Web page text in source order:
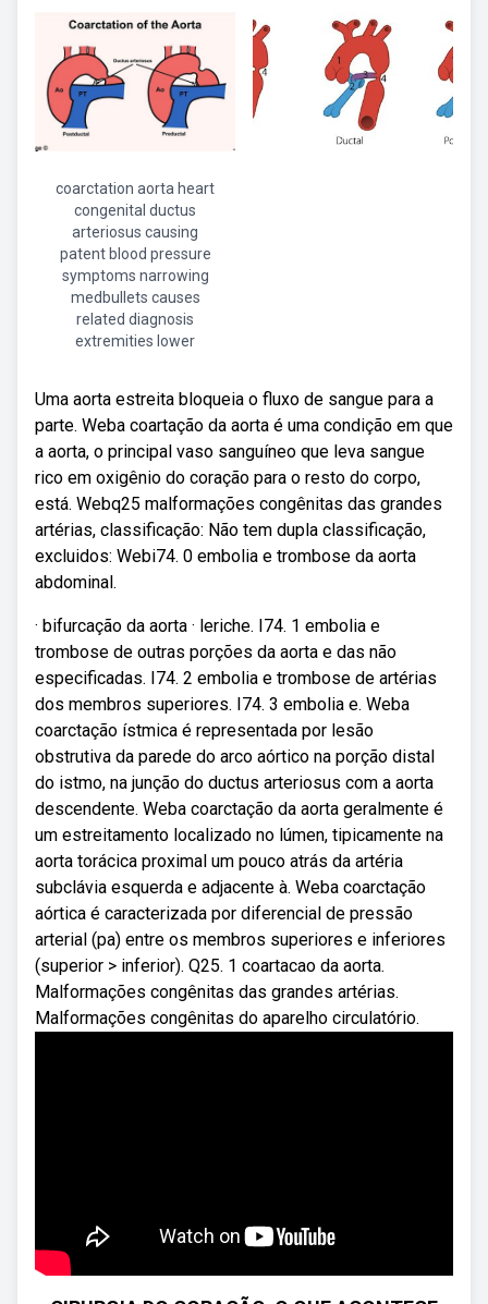
coarctation aorta heart
congenital ductus
arteriosus causing
patent blood pressure
symptoms narrowing
medbullets causes
related diagnosis
extremities lower
Uma aorta estreita bloqueia o fluxo de sangue para a
parte. Weba coartação da aorta é uma condição em que
a aorta, o principal vaso sanguíneo que leva sangue
rico em oxigênio do coração para o resto do corpo,
está. Webq25 malformações congênitas das grandes
artérias, classificação: Não tem dupla classificação,
excluidos: Webi74. 0 embolia e trombose da aorta
abdominal.
· bifurcação da aorta · leriche. I74. 1 embolia e
trombose de outras porções da aorta e das não
especificadas. I74. 2 embolia e trombose de artérias
dos membros superiores. I74. 3 embolia e. Weba
coarctação ístmica é representada por lesão
obstrutiva da parede do arco aórtico na porção distal
do istmo, na junção do ductus arteriosus com a aorta
descendente. Weba coarctação da aorta geralmente é
um estreitamento localizado no lúmen, tipicamente na
aorta torácica proximal um pouco atrás da artéria
subclávia esquerda e adjacente à. Weba coarctação
aórtica é caracterizada por diferencial de pressão
arterial (pa) entre os membros superiores e inferiores
(superior > inferior). Q25. 1 coartacao da aorta.
Malformações congênitas das grandes artérias.
Malformações congênitas do aparelho circulatório.